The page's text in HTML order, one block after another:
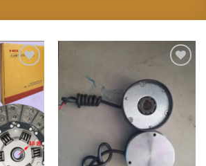
to
wishlist
wishlist